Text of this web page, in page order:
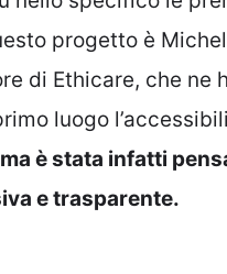
progetto è
di Ethicare, che ne
luogo
è stata infatti
e trasparente.